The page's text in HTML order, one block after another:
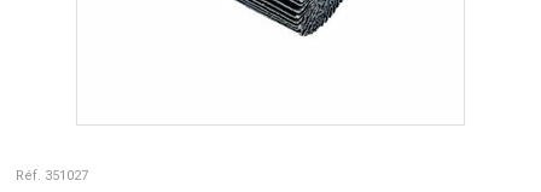
Réf. 351027